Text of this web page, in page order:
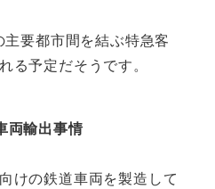
要都市間を結ぶ特急客
る予定だそうです。
両輸出事情
けの鉄道車両を製造して